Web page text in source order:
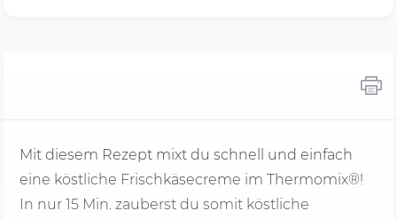
Mit diesem Rezept mixt du schnell und einfach
eine köstliche Frischkäsecreme im Thermomix®!
In nur 15 Min. zauberst du somit köstliche